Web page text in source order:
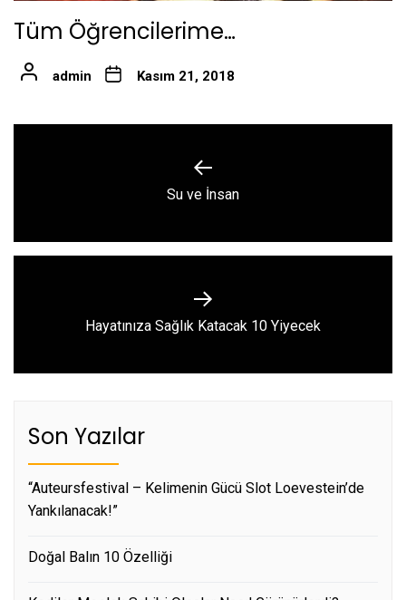
Tüm Öğrencilerime…
admin Kasım 21, 2018
Previous
Su ve İnsan
Next
Hayatınıza Sağlık Katacak 10 Yiyecek
Son Yazılar
“Auteursfestival – Kelimenin Gücü Slot Loevestein’de
Yankılanacak!”
Doğal Balın 10 Özelliği